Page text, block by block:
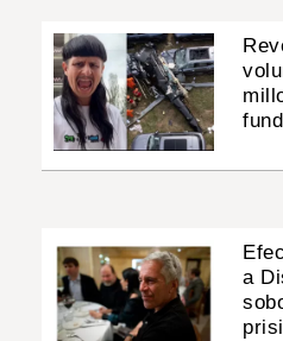
a